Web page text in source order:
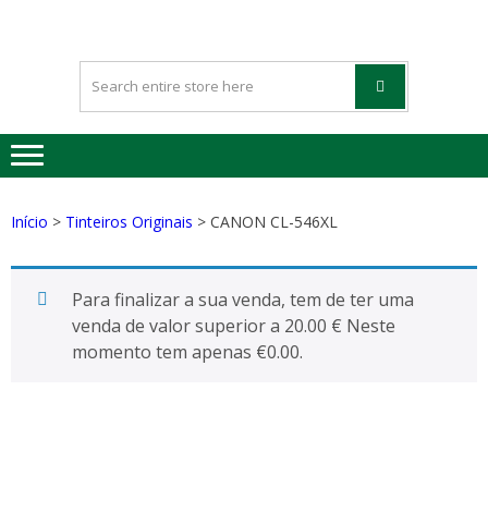
–
VAZIOS
Início > Tinteiros Originais > CANON CL-546XL
Para finalizar a sua venda, tem de ter uma
venda de valor superior a 20.00 € Neste
momento tem apenas €0.00.